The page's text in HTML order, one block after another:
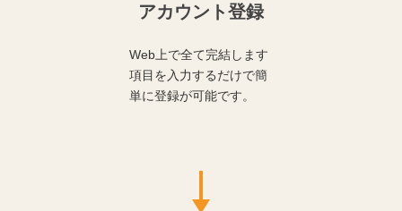
アカウント登録
Web上で全て完結します
項目を入力するだけで簡
単に登録が可能です。